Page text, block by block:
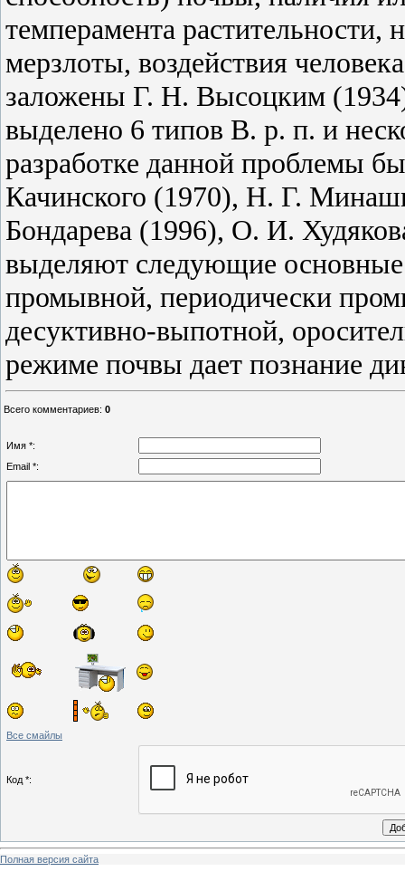
темперамента растительности,
мерзлоты, воздействия
заложены Г. Н. Высоцким
выделено 6 типов В. р. п. и
разработке данной проблемы
Качинского (1970), Н. Г.
Бондарева (1996), О. И.
выделяют следующие
промывной, периодически
десуктивно-выпотной,
режиме почвы дает познание
Всего комментариев: 0
Имя *:
Email *:
Все смайлы
Код *:
Полная версия сайта